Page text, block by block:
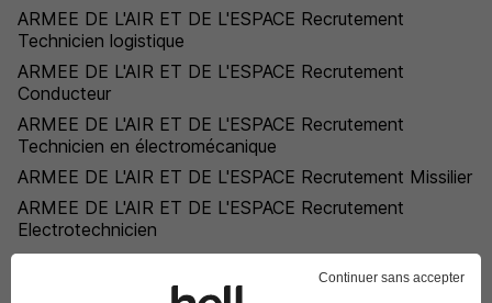
ARMEE DE L'AIR ET DE L'ESPACE Recrutement
Technicien logistique
ARMEE DE L'AIR ET DE L'ESPACE Recrutement
Conducteur
ARMEE DE L'AIR ET DE L'ESPACE Recrutement
Technicien en électromécanique
ARMEE DE L'AIR ET DE L'ESPACE Recrutement Missilier
ARMEE DE L'AIR ET DE L'ESPACE Recrutement
Electrotechnicien
ARMEE DE L'AIR ET DE L'ESPACE Recrutement Militaire
ARMEE DE L'AIR ET DE L'ESPACE Recrutement
Continuer sans accepter